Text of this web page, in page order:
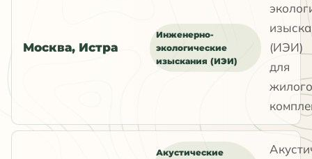
Москва, Истра
Инженерно-
экологические
изыскания (ИЭИ)
(ИЭИ)
для
жилого
Акустические